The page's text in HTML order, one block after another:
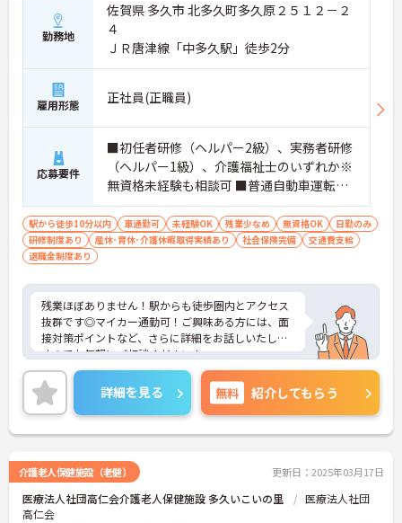
勤務地
佐賀県 多久市 北多久町多久原２５１２－２
４
ＪＲ唐津線「中多久駅」徒歩2分
雇用形態 正社員(正職員)
応募要件
■初任者研修（ヘルパー2級）、実務者研修
（ヘルパー1級）、介護福祉士のいずれか※
無資格未経験も相談可 ■普通自動車運転免
許（通勤用）
駅から徒歩10分以内 車通勤可 未経験OK 残業少なめ 無資格OK
日勤のみ
研修制度あり
産休･育休･介護休暇取得実績あり 社会保険完備
交通費支給
退職金制度あり
残業ほぼありません！駅からも徒歩圏内とアクセス
抜群です◎マイカー通勤可！ご興味ある方には、面
接対策ポイントなど、さらに詳細をお話しいたしま
すのでお気軽にご相談ください！
詳細を見る 無料 紹介してもらう
介護老人保健施設（老健） 更新日：2025年03月17日
医療法人社団高仁会介護老人保健施設 多久いこいの里
医療法人社団
高仁会